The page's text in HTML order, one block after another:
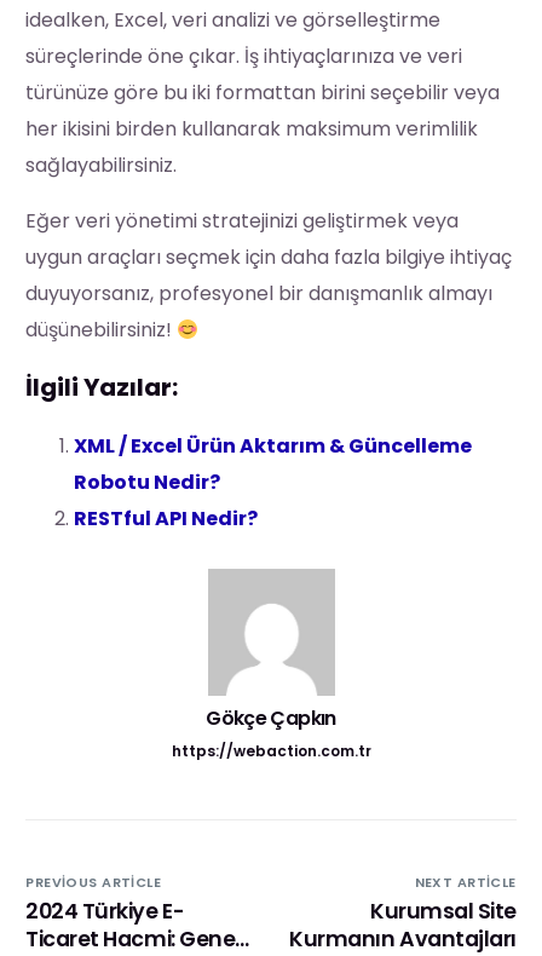
idealken, Excel, veri analizi ve görselleştirme
süreçlerinde öne çıkar. İş ihtiyaçlarınıza ve veri
türünüze göre bu iki formattan birini seçebilir veya
her ikisini birden kullanarak maksimum verimlilik
sağlayabilirsiniz.
Eğer veri yönetimi stratejinizi geliştirmek veya
uygun araçları seçmek için daha fazla bilgiye ihtiyaç
duyuyorsanız, profesyonel bir danışmanlık almayı
düşünebilirsiniz!
İlgili Yazılar:
XML / Excel Ürün Aktarım & Güncelleme
Robotu Nedir?
RESTful API Nedir?
Gökçe Çapkın
https://webaction.com.tr
PREVIOUS ARTICLE
2024 Türkiye E-
Ticaret Hacmi: Genel
NEXT ARTICLE
Kurumsal Site
Kurmanın Avantajları